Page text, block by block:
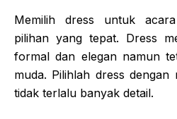
Memilih dress untuk
pilihan yang tepat. Dress
formal dan elegan namun
muda. Pilihlah dress
tidak terlalu banyak detail.